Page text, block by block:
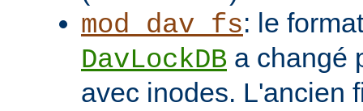
mod_dav_fs: le
DavLockDB a changé
avec inodes. L'ancien